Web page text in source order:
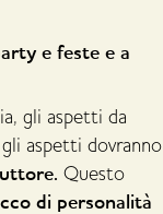
e feste e a
gli aspetti da
aspetti dovranno
Questo
di personalità